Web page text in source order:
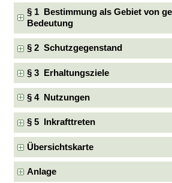
§ 1 Bestimmung als Gebiet von
Bedeutung
§ 2 Schutzgegenstand
§ 3 Erhaltungsziele
§ 4 Nutzungen
§ 5 Inkrafttreten
Übersichtskarte
Anlage